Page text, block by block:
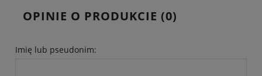
OPINIE O PRODUKCIE (0)
Imię lub pseudonim: